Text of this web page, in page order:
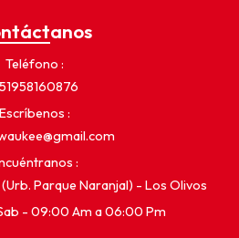
Teléfono
Escríbenos
Parque Naranjal) - Los Olivos
- 09:00 Am a 06:00 Pm